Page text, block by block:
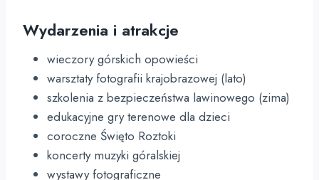
Wydarzenia i atrakcje
wieczory górskich opowieści
warsztaty fotografii krajobrazowej (lato)
szkolenia z bezpieczeństwa lawinowego (zima)
edukacyjne gry terenowe dla dzieci
coroczne Święto Roztoki
koncerty muzyki góralskiej
wystawy fotograficzne